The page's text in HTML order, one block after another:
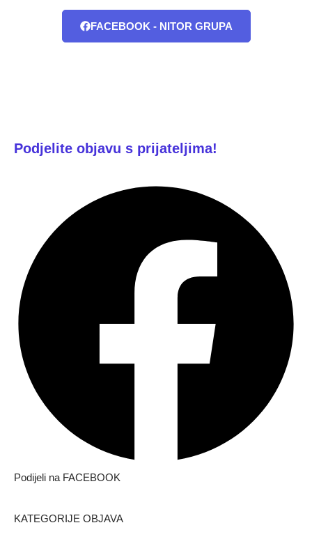
FACEBOOK - NITOR GRUPA
Podjelite objavu s prijateljima!
Podijeli na FACEBOOK
KATEGORIJE OBJAVA